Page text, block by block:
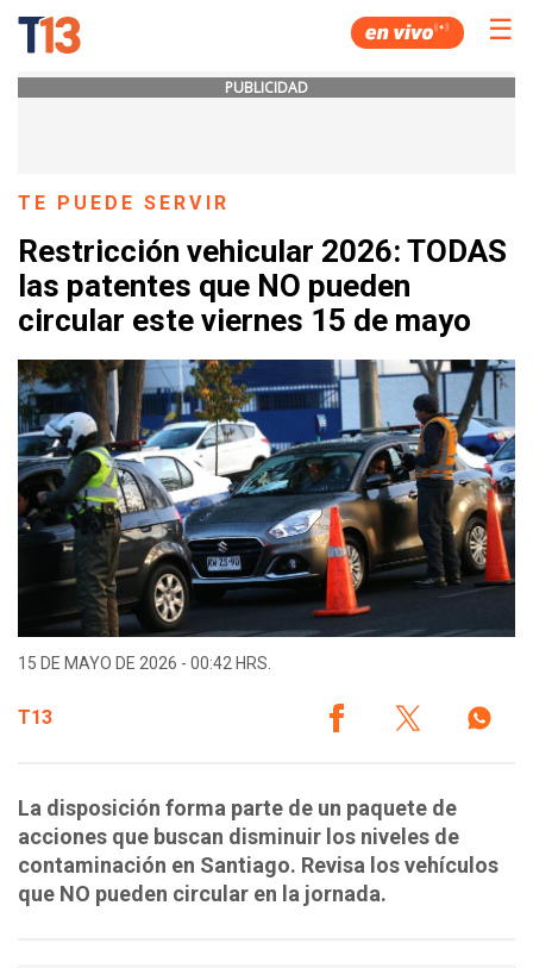
☰
PUBLICIDAD
TE PUEDE SERVIR
Restricción vehicular 2026: TODAS
las patentes que NO pueden
circular este viernes 15 de mayo
15 DE MAYO DE 2026 - 00:42 HRS.
T13
La disposición forma parte de un paquete de
acciones que buscan disminuir los niveles de
contaminación en Santiago. Revisa los vehículos
que NO pueden circular en la jornada.